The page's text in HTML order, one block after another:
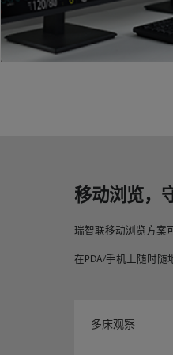
移动浏览，
瑞智联移动浏览方案
在PDA/手机上随时随
多床观察